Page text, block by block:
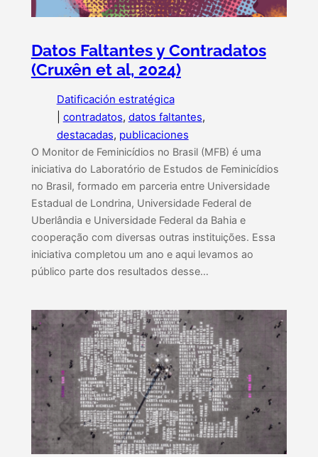
Datos Faltantes y Contradatos
(Cruxên et al, 2024)
Datificación estratégica
contradatos, datos faltantes
destacadas, publicaciones
O Monitor de Feminicídios no Brasil (MFB) é uma
iniciativa do Laboratório de Estudos de Feminicídios
no Brasil, formado em parceria entre Universidade
Estadual de Londrina, Universidade Federal de
Uberlândia e Universidade Federal da Bahia e
cooperação com diversas outras instituições. Essa
iniciativa completou um ano e aqui levamos ao
público parte dos resultados desse…